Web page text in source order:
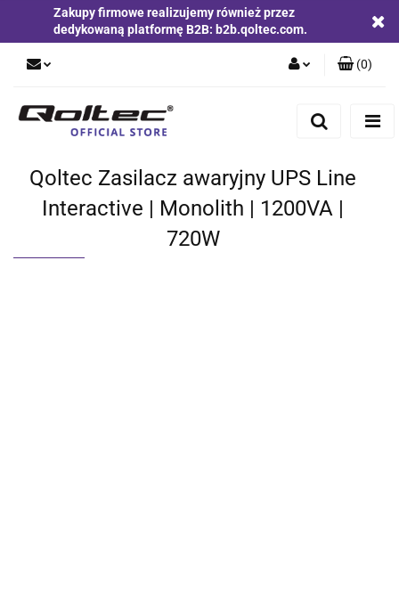
Zakupy firmowe realizujemy również przez
dedykowaną platformę B2B: b2b.qoltec.com.
Zgody cookies
(0)
Qoltec Zasilacz awaryjny UPS Line
Interactive | Monolith | 1200VA |
720W